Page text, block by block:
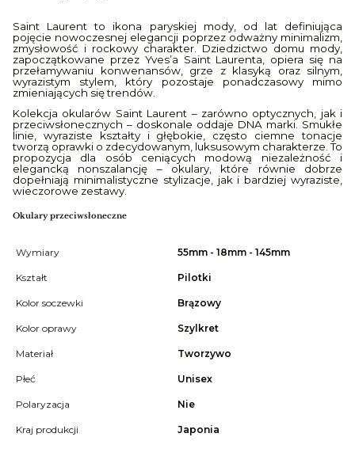
Saint Laurent to ikona paryskiej mody, od lat definiująca
pojęcie nowoczesnej elegancji poprzez odważny minimalizm,
zmysłowość i rockowy charakter. Dziedzictwo domu mody,
zapoczątkowane przez Yves’a Saint Laurenta, opiera się na
przełamywaniu konwenansów, grze z klasyką oraz silnym,
wyrazistym stylem, który pozostaje ponadczasowy mimo
zmieniających się trendów.
Kolekcja okularów Saint Laurent – zarówno optycznych, jak i
przeciwsłonecznych – doskonale oddaje DNA marki. Smukłe
linie, wyraziste kształty i głębokie, często ciemne tonacje
tworzą oprawki o zdecydowanym, luksusowym charakterze. To
propozycja dla osób ceniących modową niezależność i
elegancką nonszalancję – okulary, które równie dobrze
dopełniają minimalistyczne stylizacje, jak i bardziej wyraziste,
wieczorowe zestawy.
Okulary przeciwsłoneczne
Wymiary 55mm - 18mm - 145mm
Kształt Pilotki
Kolor soczewki Brązowy
Kolor oprawy Szylkret
Materiał Tworzywo
Płeć Unisex
Polaryzacja Nie
Kraj produkcji Japonia